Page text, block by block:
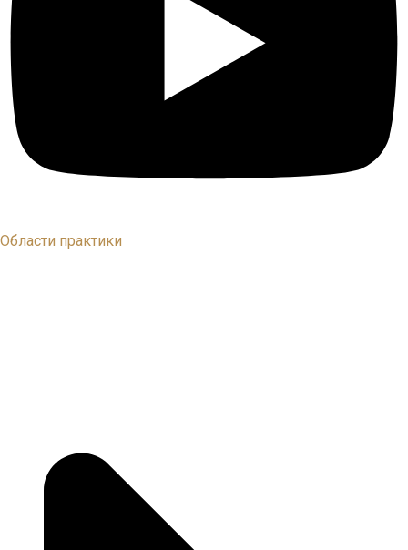
Области практики